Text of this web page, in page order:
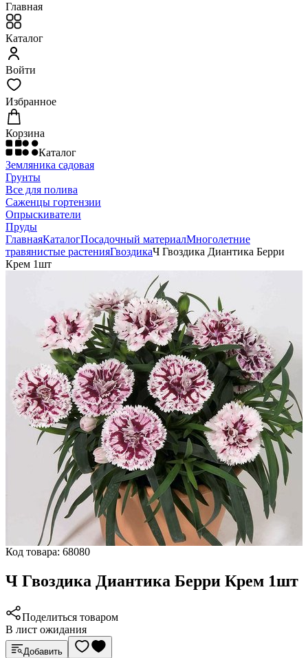
Главная
Каталог
Войти
Избранное
Корзина
Каталог
Земляника садовая
Грунты
Все для полива
Саженцы гортензии
Опрыскиватели
Пруды
ГлавнаяКаталогПосадочный материалМноголетние
травянистые растенияГвоздикаЧ Гвоздика Диантика Берри
Крем 1шт
Код товара: 68080
Ч Гвоздика Диантика Берри Крем 1шт
Поделиться товаром
В лист ожидания
Добавить